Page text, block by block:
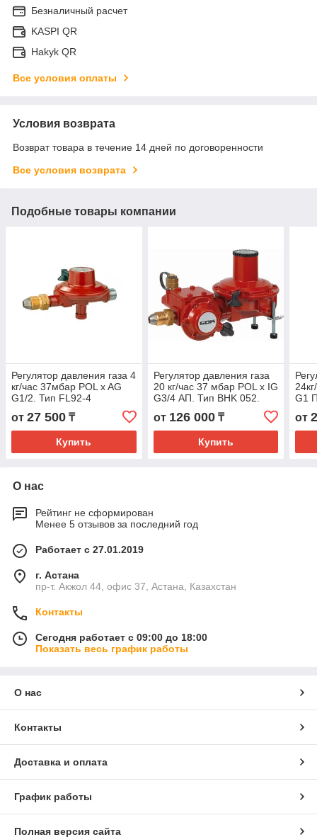
Безналичный расчет
KASPI QR
Hakyk QR
Все условия оплаты
Условия возврата
Возврат товара в течение 14 дней по договоренности
Все условия возврата
Подобные товары компании
Регулятор давления газа 4
кг/час 37мбар POL x AG
G1/2. Тип FL92-4
от 27 500 ₸
Купить
Регулятор давления газа
20 кг/час 37 мбар POL x IG
G3/4 АП. Тип BHK 052.
от 126 000₸
Купить
G1
от
О нас
Рейтинг не сформирован
Менее 5 отзывов за последний год
Работает с 27.01.2019
г. Астана
пр-т. Акжол 44, офис 37, Астана, Казахстан
Контакты
Сегодня работает с 09:00 до 18:00
Показать весь график работы
О нас
Контакты
Доставка и оплата
График работы
Полная версия сайта